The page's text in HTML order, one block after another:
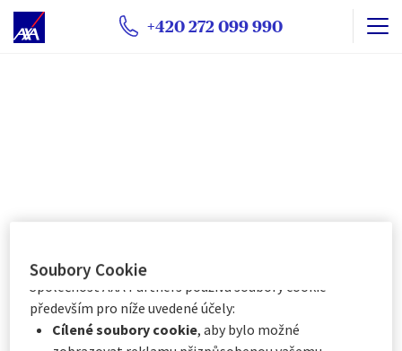
+420 272 099 990
Soubory Cookie
soubory cookie mohou být používány společností AXA
Partners nebo externími poskytovateli pro níže vedené
stránek.
Společnost AXA Partners používá soubory cookie
především pro níže uvedené účely:
Cílené soubory cookie, aby bylo možné